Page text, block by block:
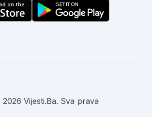
Vijesti.Ba. Sva prava